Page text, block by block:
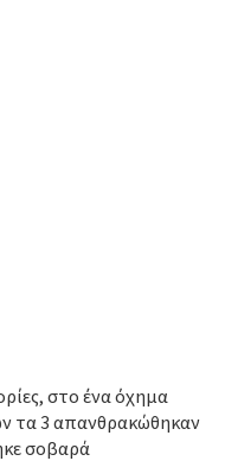
στο ένα όχημα
τα 3 απανθρακώθηκαν
σοβαρά